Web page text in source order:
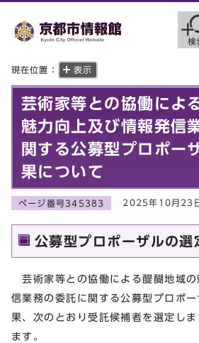
現在位置： 表示
芸術家等との協働によ
魅力向上及び情報発信
関する公募型プロポー
果について
ページ番号345383 2025年10月23
公募型プロポーザルの選
芸術家等との協働による醍醐地域の
信業務の委託に関する公募型プロポ
果、次のとおり受託候補者を選定し
ます。